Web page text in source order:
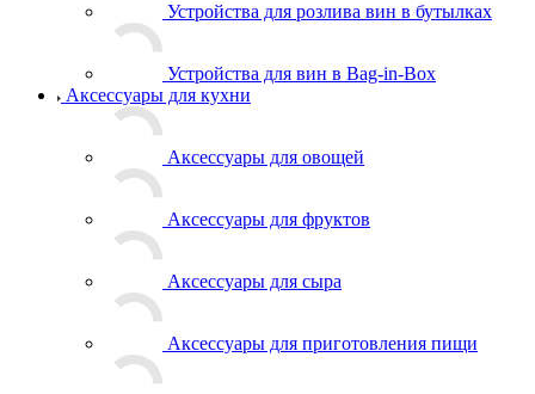
Устройства для розлива вин в бутылках
Устройства для вин в Bag-in-Box
Аксессуары для кухни
Аксессуары для овощей
Аксессуары для фруктов
Аксессуары для сыра
Аксессуары для приготовления пищи